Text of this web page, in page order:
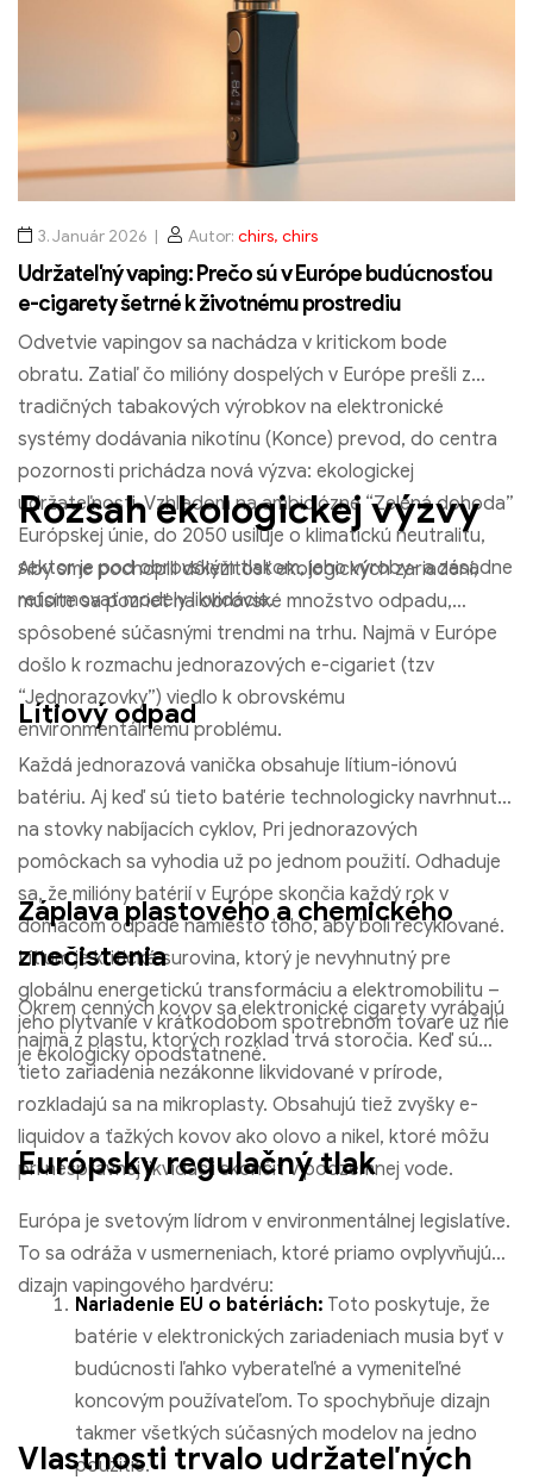
MOTI SILICON 2 Jednorazová vapa 600 Obláčiky
€
€6.70
Vyberte možnosti
€3.25
Vyberte možnosti
3. Január 2026 Autor: chirs, chirs
Udržateľný vaping: Prečo sú v Európe budúcnosťou
e-cigarety šetrné k životnému prostrediu
Odvetvie vapingov sa nachádza v kritickom bode
obratu. Zatiaľ čo milióny dospelých v Európe prešli z
tradičných tabakových výrobkov na elektronické
systémy dodávania nikotínu (Konce) prevod, do centra
pozornosti prichádza nová výzva: ekologickej
udržateľnosti. Vzhľadom na ambiciózne “Zelená dohoda”
Európskej únie, do 2050 usiluje o klimatickú neutralitu,
sektor je pod obrovským tlakom, jeho výroby- a zásadne
reformovať modely likvidácie.
Rozsah ekologickej výzvy
Aby sme pochopili dôležitosť ekologických zariadení,
musíte sa pozrieť na obrovské množstvo odpadu,
spôsobené súčasnými trendmi na trhu. Najmä v Európe
došlo k rozmachu jednorazových e-cigariet (tzv
“Jednorazovky”) viedlo k obrovskému
environmentálnemu problému.
Lítiový odpad
Každá jednorazová vanička obsahuje lítium-iónovú
batériu. Aj keď sú tieto batérie technologicky navrhnuté
na stovky nabíjacích cyklov, Pri jednorazových
pomôckach sa vyhodia už po jednom použití. Odhaduje
sa, že milióny batérií v Európe skončia každý rok v
domácom odpade namiesto toho, aby boli recyklované.
Lítium je kritická surovina, ktorý je nevyhnutný pre
globálnu energetickú transformáciu a elektromobilitu –
jeho plytvanie v krátkodobom spotrebnom tovare už nie
je ekologicky opodstatnené.
Záplava plastového a chemického
znečistenia
Okrem cenných kovov sa elektronické cigarety vyrábajú
najmä z plastu, ktorých rozklad trvá storočia. Keď sú
tieto zariadenia nezákonne likvidované v prírode,
rozkladajú sa na mikroplasty. Obsahujú tiež zvyšky e-
liquidov a ťažkých kovov ako olovo a nikel, ktoré môžu
pri nesprávnej likvidácii skončiť v podzemnej vode.
Európsky regulačný tlak
Európa je svetovým lídrom v environmentálnej legislatíve.
To sa odráža v usmerneniach, ktoré priamo ovplyvňujú
dizajn vapingového hardvéru:
Nariadenie EÚ o batériách: Toto poskytuje, že
batérie v elektronických zariadeniach musia byť v
budúcnosti ľahko vyberateľné a vymeniteľné
koncovým používateľom. To spochybňuje dizajn
takmer všetkých súčasných modelov na jedno
použitie.
Vlastnosti trvalo udržateľných
F
a
c
e
b
o
o
k
T
w
i
t
t
e
r
Y
o
u
T
u
b
e
P
i
t
e
r
e
s
t
L
i
k
e
d
i
n
I
n
t
a
r